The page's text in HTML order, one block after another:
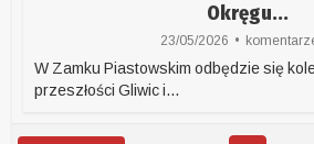
Okręgu...
23/05/2026
W Zamku Piastowskim odbędzie się
przeszłości Gliwic i...